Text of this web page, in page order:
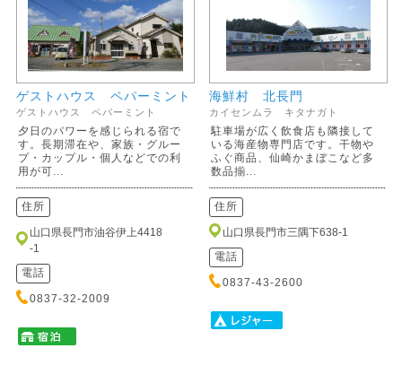
ゲストハウス ペパーミント
ゲストハウス ペパーミント
夕日のパワーを感じられる宿で
す。長期滞在や、家族・グルー
プ・カップル・個人などでの利
用が可...
住所
山口県長門市油谷伊上4418
-1
電話
0837-32-2009
海鮮村 北長門
カイセンムラ キタナガト
駐車場が広く飲食店も隣接して
いる海産物専門店です。干物や
ふぐ商品、仙崎かまぼこなど多
数品揃...
住所
山口県長門市三隅下638-1
電話
0837-43-2600